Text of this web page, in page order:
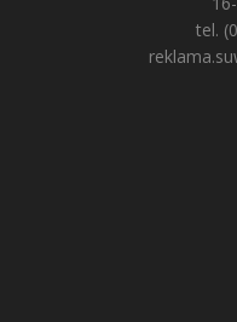
tel.